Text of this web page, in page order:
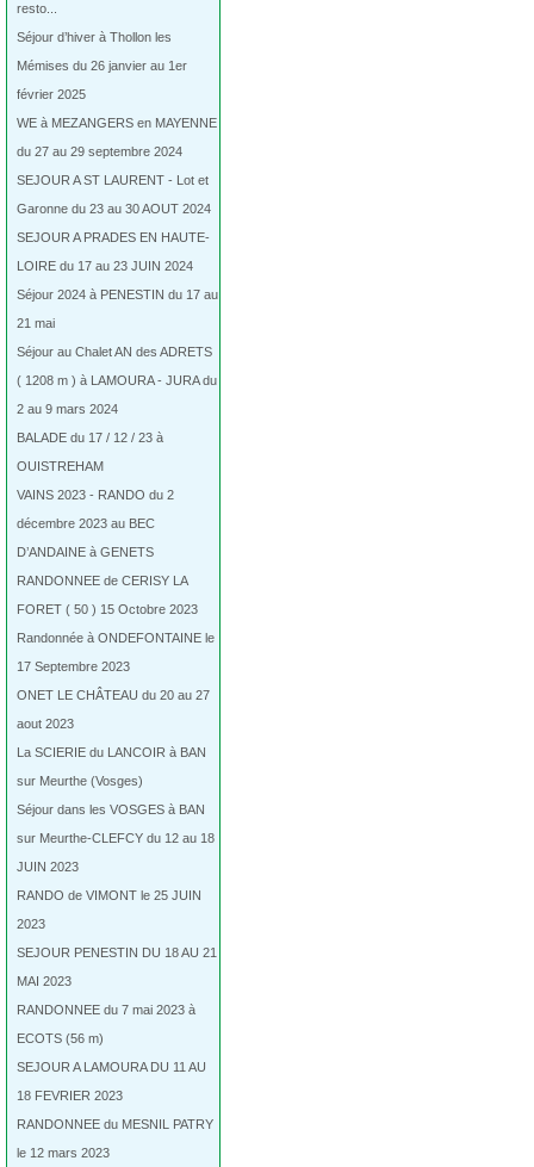
resto...
Séjour d’hiver à Thollon les
Mémises du 26 janvier au 1er
février 2025
WE à MEZANGERS en MAYENNE
du 27 au 29 septembre 2024
SEJOUR A ST LAURENT - Lot et
Garonne du 23 au 30 AOUT 2024
SEJOUR A PRADES EN HAUTE-
LOIRE du 17 au 23 JUIN 2024
Séjour 2024 à PENESTIN du 17 au
21 mai
Séjour au Chalet AN des ADRETS
( 1208 m ) à LAMOURA - JURA du
2 au 9 mars 2024
BALADE du 17 / 12 / 23 à
OUISTREHAM
VAINS 2023 - RANDO du 2
décembre 2023 au BEC
D’ANDAINE à GENETS
RANDONNEE de CERISY LA
FORET ( 50 ) 15 Octobre 2023
Randonnée à ONDEFONTAINE le
17 Septembre 2023
ONET LE CHÂTEAU du 20 au 27
aout 2023
La SCIERIE du LANCOIR à BAN
sur Meurthe (Vosges)
Séjour dans les VOSGES à BAN
sur Meurthe-CLEFCY du 12 au 18
JUIN 2023
RANDO de VIMONT le 25 JUIN
2023
SEJOUR PENESTIN DU 18 AU 21
MAI 2023
RANDONNEE du 7 mai 2023 à
ECOTS (56 m)
SEJOUR A LAMOURA DU 11 AU
18 FEVRIER 2023
RANDONNEE du MESNIL PATRY
le 12 mars 2023